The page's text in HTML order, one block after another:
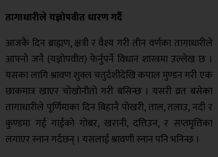
तागाधारीले यज्ञोपवीत धारण गर्दै
आजकै दिन ब्राह्मण, क्षत्री र वैश्य गरी तीन वर्णका तागाधारीले
आफ्नो जनै (यज्ञोपवीत) फेर्नुपर्ने विधान शास्त्रमा उल्लेख छ ।
यसका लागि श्रावण शुक्ल चतुर्दशीदेखि कपाल मुण्डन गरी एक
छाकमात्र खाएर चोखोनीतो गरी बसिन्छ । यसरी व्रत बसेका
तागाधारीले पूर्णिमाका दिन बिहानै पोखरी, ताल, तलाउ, नदी र
कुण्डमा गई गाईको गोबर, खरानी, दत्तिउन, र सप्तमृत्तिका
लगाएर स्नान गर्दछन् । यसलाई श्रावणी स्नान पनि भनिन्छ ।